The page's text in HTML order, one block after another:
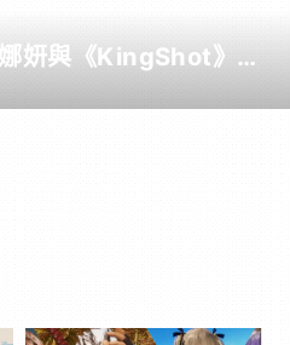
妍與《KingShot》再